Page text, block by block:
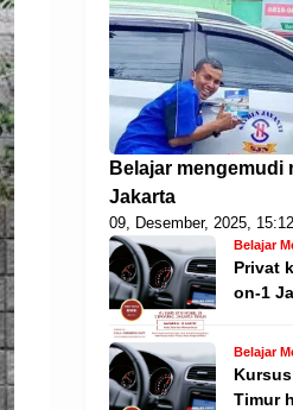
Belajar mengemudi
Jakarta
09, Desember, 2025,
Belajar
Privat
on-1
Belajar
Timur